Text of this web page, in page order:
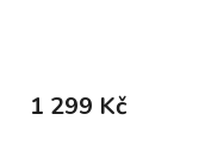
produktu
je
1 299 Kč